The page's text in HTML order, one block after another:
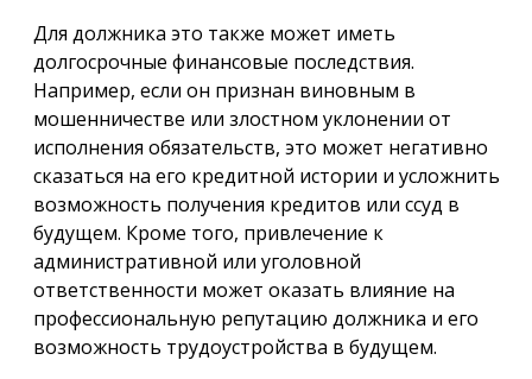
Для должника это также может иметь
долгосрочные финансовые последствия.
Например, если он признан виновным в
мошенничестве или злостном уклонении от
исполнения обязательств, это может негативно
сказаться на его кредитной истории и усложнить
возможность получения кредитов или ссуд в
будущем. Кроме того, привлечение к
административной или уголовной
ответственности может оказать влияние на
профессиональную репутацию должника и его
возможность трудоустройства в будущем.